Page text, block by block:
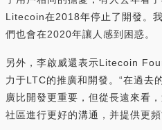
Litecoin在2018年停止了開發。
們也會在2020年讓人感到困惑。
另外，李啟威還表示Litecoin
力于LTC的推廣和開發。“在過去
廣比開發更重要，但從長遠來看
社區進行更好的溝通，并提供更